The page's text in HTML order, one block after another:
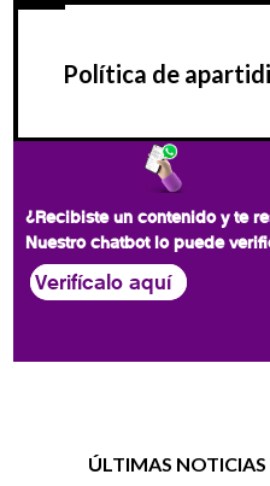
Política de
¿Recibiste un contenido y te
Nuestro chatbot lo puede
Verifícalo aquí
ÚLTIMAS NOTICIAS